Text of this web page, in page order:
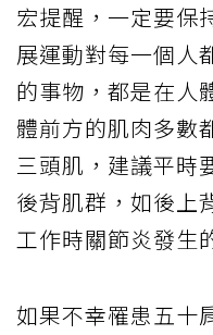
宏提醒，一定要保
展運動對每一個人
的事物，都是在人
體前方的肌肉多數
三頭肌，建議平時
後背肌群，如後上
工作時關節炎發生
如果不幸罹患五十